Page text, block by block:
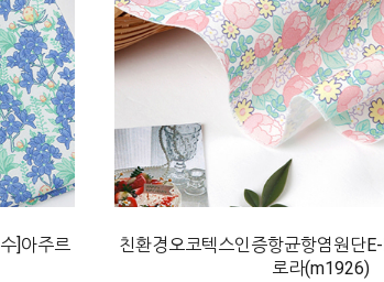
]아주르
친환경오코텍스인증항균항염원단
로라(m1926)